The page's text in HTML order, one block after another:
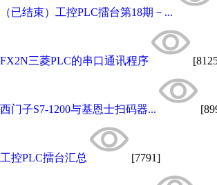
（已结束）工控PLC擂台第18期－...
FX2N三菱PLC的串口通讯程序
西门子S7-1200与基恩士扫码器...
工控PLC擂台汇总 [7791]